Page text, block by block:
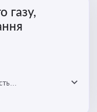
газу,
на економічну